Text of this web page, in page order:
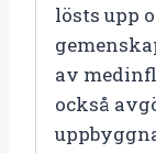
lösts upp
av
också